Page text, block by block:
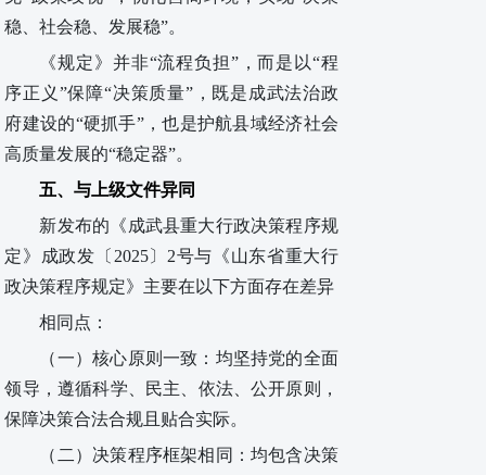
稳、社会稳、发展稳”。
《规定》并非“流程负担”，而是以“程
序正义”保障“决策质量”，既是成武法治政
府建设的“硬抓手”，也是护航县域经济社会
高质量发展的“稳定器”。
五、与上级文件异同
新发布的《成武县重大行政决策程序规
定》
成政发 〔 2025〕 2号与《山东省重大行
政决策程序规定》主要在以下方面存在差异
相同点：
（一）核心原则一致：均坚持党的全面
领导，遵循科学、民主、依法、公开原则，
保障决策合法合规且贴合实际。
（二）决策程序框架相同：均包含决策